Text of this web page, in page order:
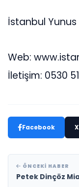
İstanbul Yunus
Web:
İletişim: 0530
Facebook
ÖNCEKI HABER
Petek Dinçöz